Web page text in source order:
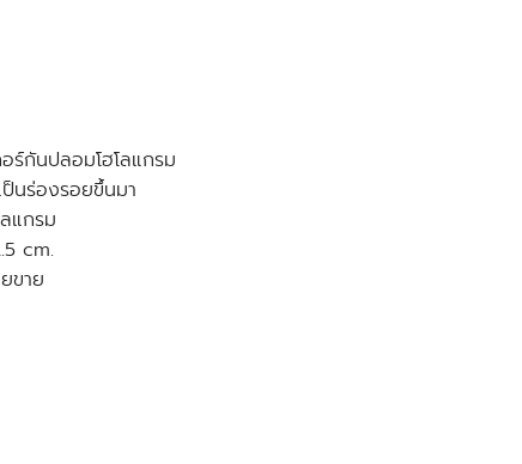
ร์กันปลอมโฮโลแกรม
นร่องรอยขึ้นมา
แกรม
cm.
ขาย